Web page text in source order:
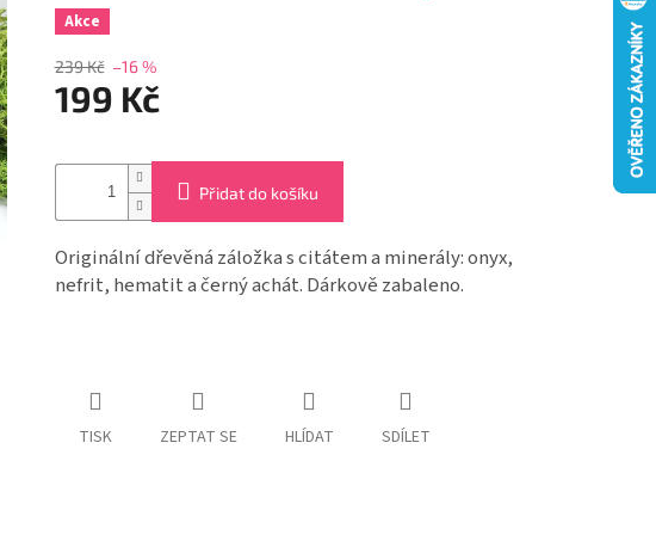
Akce
239 Kč –16 %
199 Kč
cena:
Přidat do košíku
Originální dřevěná záložka s citátem a minerály: onyx,
nefrit, hematit a černý achát. Dárkově zabaleno.
TISK ZEPTAT SE HLÍDAT SDÍLET